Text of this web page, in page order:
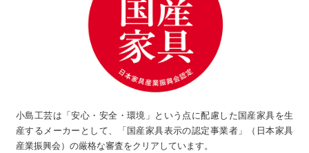
小島工芸は「安心・安全・環境」という点に配慮した国産家具を生
産するメーカーとして、「国産家具表示の認定事業者」（日本家具
産業振興会）の厳格な審査をクリアしています。